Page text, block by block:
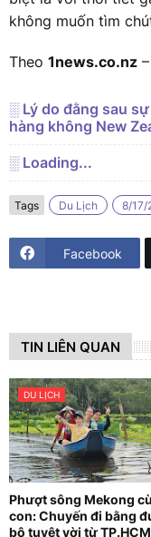
không muốn tìm
Theo 1news.co.nz
░ Lý do đằng sau
hàng không New
░ Loading...
Tags Du Lịch 8/17/
Facebook
TIN LIÊN QUAN
DU LỊCH
Phượt sông Mekong
con: Chuyến đi bằng
bộ tuyệt vời từ